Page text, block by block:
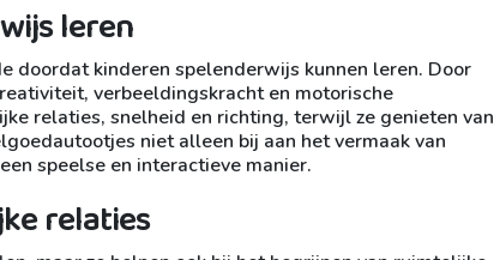
leren
doordat kinderen spelenderwijs kunnen leren. Door
verbeeldingskracht en motorische
relaties, snelheid en richting, terwijl ze genieten van
niet alleen bij aan het vermaak van
speelse en interactieve manier.
relaties